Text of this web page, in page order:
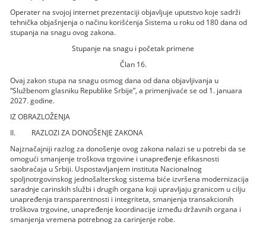
Operater na svojoj internet prezentaciji objavljuje uputstvo koje sadrži
tehnička objašnjenja o načinu korišćenja Sistema u roku od 180 dana od
stupanja na snagu ovog zakona.
Stupanje na snagu i početak primene
Član 16.
Ovaj zakon stupa na snagu osmog dana od dana objavljivanja u
“Službenom glasniku Republike Srbije”, a primenjivaće se od 1. januara
2027. godine.
IZ OBRAZLOŽENJA
II. RAZLOZI ZA DONOŠENJE ZAKONA
Najznačajniji razlog za donošenje ovog zakona nalazi se u potrebi da se
omogući smanjenje troškova trgovine i unapređenje efikasnosti
saobraćaja u Srbiji. Uspostavljanjem instituta Nacionalnog
spoljnotrgovinskog jednošalterskog sistema biće izvršena modernizacija
saradnje carinskih službi i drugih organa koji upravljaju granicom u cilju
unapređenja transparentnosti i integriteta, smanjenja transakcionih
troškova trgovine, unapređenje koordinacije između državnih organa i
smanjenja vremena potrebnog za carinjenje robe.